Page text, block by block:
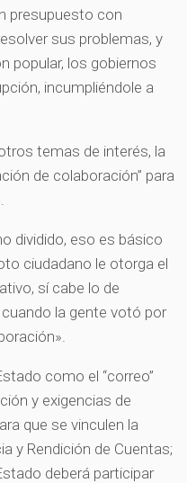
presupuesto con
sus problemas, y
popular, los gobiernos
incumpliéndole a
temas de interés, la
de colaboración” para
dividido, eso es básico
ciudadano le otorga el
sí cabe lo de
la gente votó por
como el “correo”
y exigencias de
que se vinculen la
y Rendición de Cuentas;
deberá participar